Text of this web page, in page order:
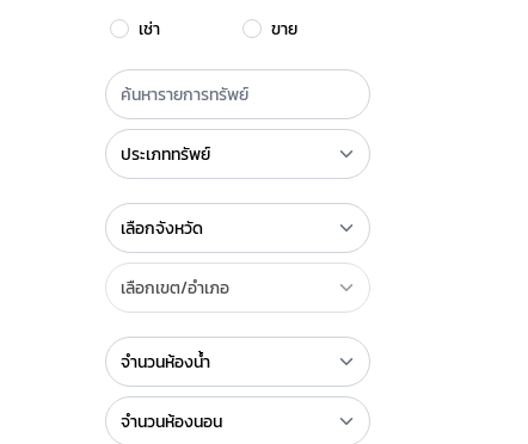
เช่า
ขาย